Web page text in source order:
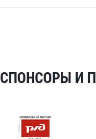
СПОНСОРЫ И